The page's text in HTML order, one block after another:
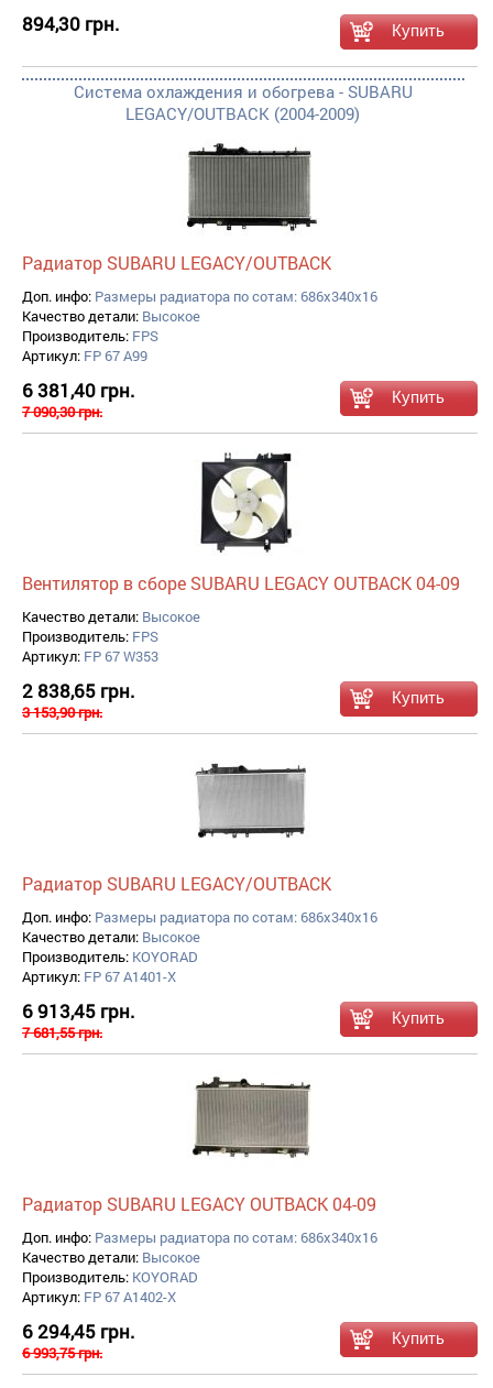
894,30 грн.
Система охлаждения и обогрева - SUBARU
LEGACY/OUTBACK (2004-2009)
Радиатор SUBARU LEGACY/OUTBACK
Доп. инфо: Размеры радиатора по сотам: 686x340x16
Качество детали: Высокое
Производитель: FPS
Артикул: FP 67 A99
6 381,40 грн.
7 090,30 грн.
Вентилятор в сборе SUBARU LEGACY OUTBACK 04-09
Качество детали: Высокое
Производитель: FPS
Артикул: FP 67 W353
2 838,65 грн.
3 153,90 грн.
Радиатор SUBARU LEGACY/OUTBACK
Доп. инфо: Размеры радиатора по сотам: 686x340x16
Качество детали: Высокое
Производитель: KOYORAD
Артикул: FP 67 A1401-X
6 913,45 грн.
7 681,55 грн.
Радиатор SUBARU LEGACY OUTBACK 04-09
Доп. инфо: Размеры радиатора по сотам: 686x340x16
Качество детали: Высокое
Производитель: KOYORAD
Артикул: FP 67 A1402-X
6 294,45 грн.
6 993,75 грн.